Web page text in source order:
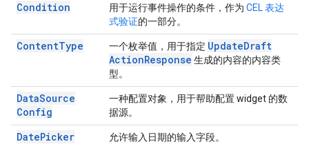
Condition 用于运行事件操作的条件，作为 CEL 表达
式验证的一部分。
ContentType 一个枚举值，用于指定 UpdateDraft
ActionResponse 生成的内容的内容类
型。
DataSource
Config
一种配置对象，用于帮助配置 widget 的数
据源。
DatePicker 允许输入日期的输入字段。